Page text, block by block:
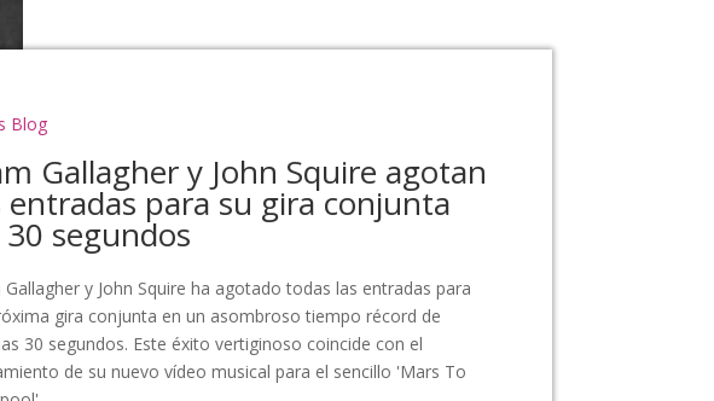
Blog
Gallagher y John Squire agotan
entradas para su gira conjunta
segundos
Gallagher y John Squire ha agotado todas las entradas para
gira conjunta en un asombroso tiempo récord de
30 segundos. Este éxito vertiginoso coincide con el
de su nuevo vídeo musical para el sencillo 'Mars To